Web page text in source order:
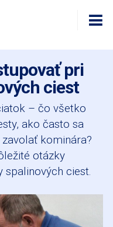
pri
ciest
– čo všetko
ako často sa
kominára?
otázky
spalinových ciest.